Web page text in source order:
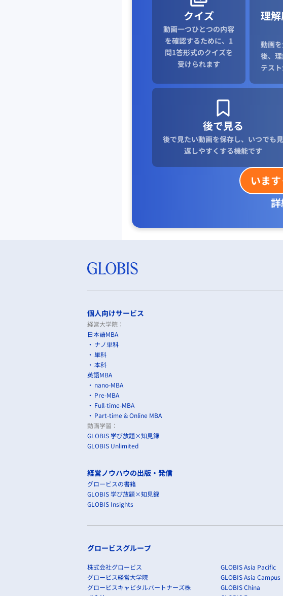
クイズ
動画一つひとつの内容
を確認するために、1
問1答形式のクイズを
受けられます
理
動画
後、
テス
後で見る
後で見たい動画を保存し、いつでも見
返しやすくする機能です
いま
個人向けサービス
経営大学院：
日本語MBA
ナノ単科
単科
本科
英語MBA
nano-MBA
Pre-MBA
Full-time-MBA
Part-time & Online MBA
動画学習：
GLOBIS 学び放題×知見録
GLOBIS Unlimited
経営ノウハウの出版・発信
グロービスの書籍
GLOBIS 学び放題×知見録
GLOBIS Insights
グロービスグループ
株式会社グロービス
グロービス経営大学院
グロービスキャピタルパートナーズ株
GLOBIS Asia Pacific
GLOBIS Asia Campus
GLOBIS China